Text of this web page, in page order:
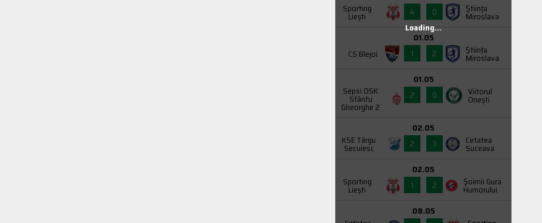
Sporting
Liești
4
0 Știința
Miroslava
CS Blejoi
01.05
1
2 Știința
Miroslava
Sepsi OSK
Sfântu
Gheorghe 2
01.05
2
0 Viitorul
Onești
KSE Târgu
Secuiesc
02.05
2
3 Cetatea
Suceava
Sporting
Liești
02.05
1
2 Şoimii Gura
Humorului
08.05
Loading...